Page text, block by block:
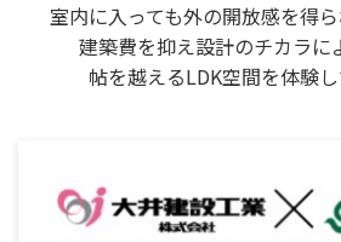
室内に入っても外の開放感を得
建築費を抑え設計のチカラに
帖を越えるLDK空間を体験